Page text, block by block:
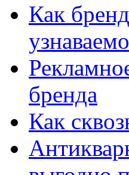
Как
бренда
Как